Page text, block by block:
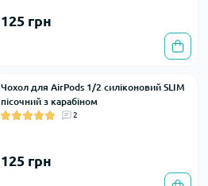
125 грн
Чохол для AirPods 1/2 силіконовий SLIM
пісочний з карабіном
2
125 грн